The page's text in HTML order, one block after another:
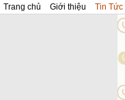
Trang chủ Giới thiệu Tin Tức